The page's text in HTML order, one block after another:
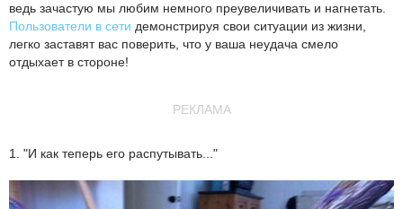
ведь зачастую мы любим немного преувеличивать и нагнетать.
Пользователи в сети демонстрируя свои ситуации из жизни,
легко заставят вас поверить, что у ваша неудача смело
отдыхает в стороне!
РЕКЛАМА
1. "И как теперь его распутывать..."